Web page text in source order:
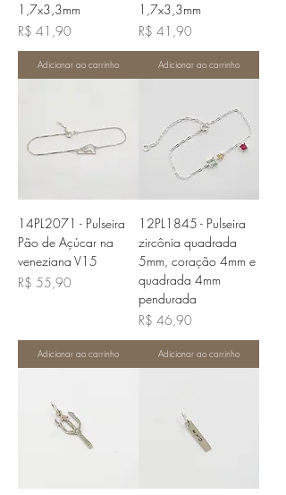
1,7x3,3mm
Preço
R$ 41,90
Adicionar ao carrinho
1,7x3,3mm
Preço
R$ 41,90
Adicionar ao carrinho
14PL2071 - Pulseira
Pão de Açúcar na
veneziana V15
Preço
R$ 55,90
Adicionar ao carrinho
12PL1845 - Pulseira
zircônia quadrada
5mm, coração 4mm e
quadrada 4mm
pendurada
Preço
R$ 46,90
Adicionar ao carrinho